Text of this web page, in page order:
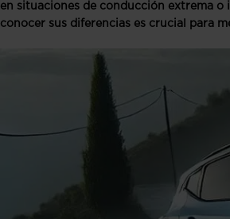
en situaciones de conducción extrema o
conocer sus diferencias es crucial para